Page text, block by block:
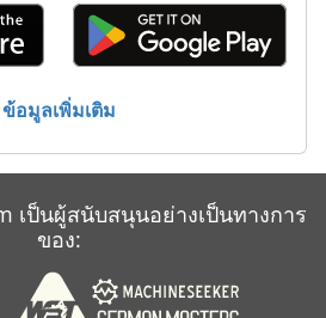
ข้อมูลเพิ่มเติม
เป็นผู้สนับสนุนอย่างเป็นทางการ
ของ: